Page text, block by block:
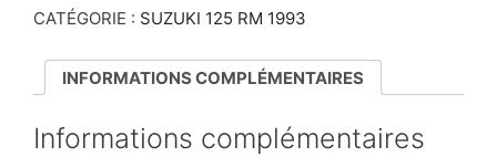
CATÉGORIE : SUZUKI 125 RM 1993
INFORMATIONS COMPLÉMENTAIRES
Informations complémentaires